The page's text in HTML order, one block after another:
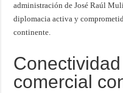
administración de José Raúl
diplomacia activa y
continente.
comercial